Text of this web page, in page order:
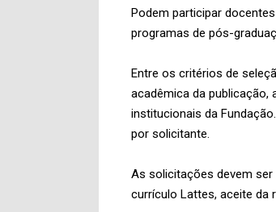
Podem participar
programas de pós-
Entre os critérios de
acadêmica da
institucionais da
por solicitante.
As solicitações devem
currículo Lattes, aceite da